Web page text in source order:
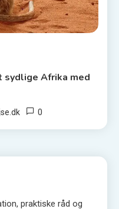
sydlige Afrika med
0
praktiske råd og